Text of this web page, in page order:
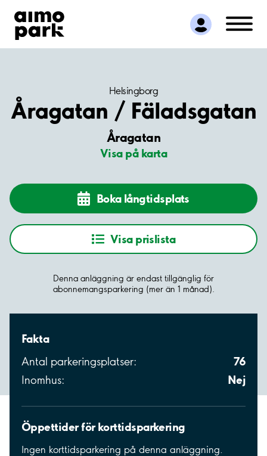
Hitta parkering
Samarbete
Kundservice
Helsingborg
Åragatan / Fäladsgatan
Åragatan
Visa på karta
Boka långtidsplats
Visa prislista
Denna anläggning är endast tillgänglig för
abonnemangsparkering (mer än 1 månad).
Fakta
Antal parkeringsplatser: 76
Inomhus: Nej
Öppettider för korttidsparkering
Ingen korttidsparkering på denna anläggning.